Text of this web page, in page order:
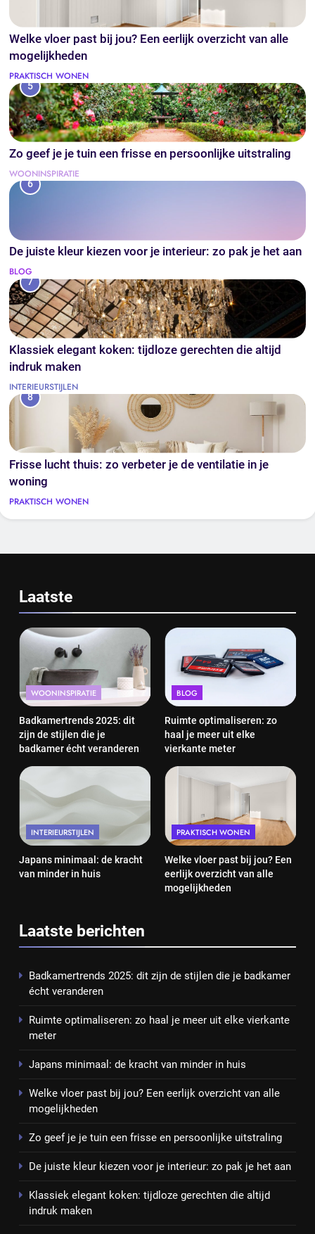
Welke vloer past bij jou? Een eerlijk overzicht van alle
mogelijkheden
PRAKTISCH WONEN
5
Zo geef je je tuin een frisse en persoonlijke uitstraling
WOONINSPIRATIE
6
De juiste kleur kiezen voor je interieur: zo pak je het aan
BLOG
7
Klassiek elegant koken: tijdloze gerechten die altijd
indruk maken
INTERIEURSTIJLEN
8
Frisse lucht thuis: zo verbeter je de ventilatie in je
woning
PRAKTISCH WONEN
Laatste
WOONINSPIRATIE
Badkamertrends 2025: dit
zijn de stijlen die je
badkamer écht veranderen
BLOG
Ruimte optimaliseren: zo
haal je meer uit elke
vierkante meter
INTERIEURSTIJLEN
Japans minimaal: de kracht
van minder in huis
PRAKTISCH WONEN
Welke vloer past bij jou? Een
eerlijk overzicht van alle
mogelijkheden
Laatste berichten
Badkamertrends 2025: dit zijn de stijlen die je badkamer
écht veranderen
Ruimte optimaliseren: zo haal je meer uit elke vierkante
meter
Japans minimaal: de kracht van minder in huis
Welke vloer past bij jou? Een eerlijk overzicht van alle
mogelijkheden
Zo geef je je tuin een frisse en persoonlijke uitstraling
De juiste kleur kiezen voor je interieur: zo pak je het aan
Klassiek elegant koken: tijdloze gerechten die altijd
indruk maken